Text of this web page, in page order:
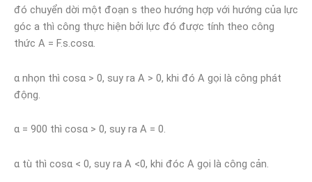
đó chuyển dời một đoạn s theo hướng hợp với hướng của lực
góc a thì công thực hiện bởi lực đó được tính theo công
thức A = F.s.cosα.
α nhọn thì cosα > 0, suy ra A > 0, khi đó A gọi là công phát
động.
α = 900 thì cosα > 0, suy ra A = 0.
α tù thì cosα < 0, suy ra A <0, khi đóc A gọi là công cản.